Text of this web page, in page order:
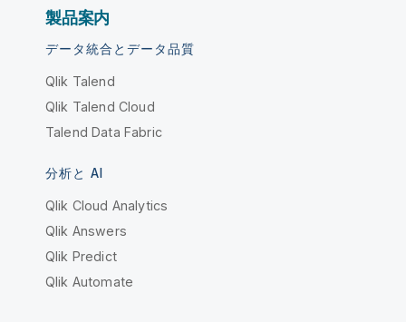
製品案内
データ統合とデータ品質
Qlik Talend
Qlik Talend Cloud
Talend Data Fabric
分析と AI
Qlik Cloud Analytics
Qlik Answers
Qlik Predict
Qlik Automate